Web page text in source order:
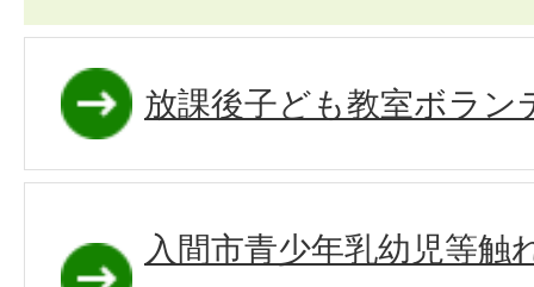
放課後子ども教室ボラン
入間市青少年乳幼児等触